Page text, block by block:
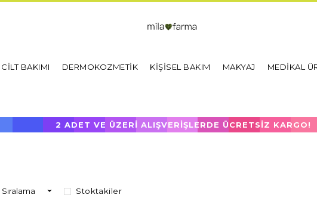
CİLT BAKIMI DERMOKOZMETİK KİŞİSEL BAKIM MAKYAJ MEDİKAL
2 ADET VE ÜZERİ ALIŞVERİŞLERDE ÜCRETSİZ KARGO!
Stoktakiler